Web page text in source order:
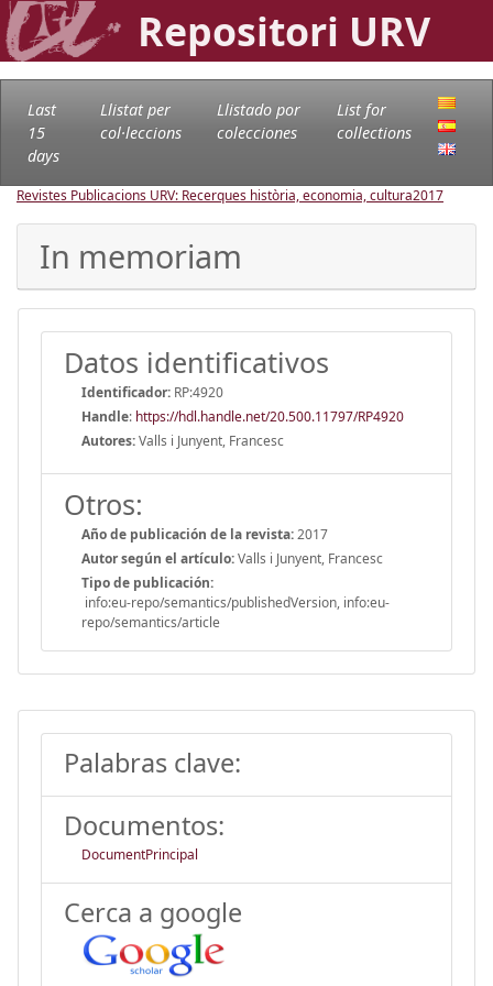
Repositori URV
Last
15
days
Llistat per
col·leccions
Llistado por
colecciones
List for
collections
Revistes Publicacions URV: Recerques història, economia, cultura2017
In memoriam
Datos identificativos
Identificador: RP:4920
Handle: https://hdl.handle.net/20.500.11797/RP4920
Autores:Valls i Junyent, Francesc
Otros:
Año de publicación de la revista:2017
Autor según el artículo:Valls i Junyent, Francesc
Tipo de publicación:
info:eu-repo/semantics/publishedVersion, info:eu-
repo/semantics/article
Palabras clave:
Documentos:
DocumentPrincipal
Cerca a google